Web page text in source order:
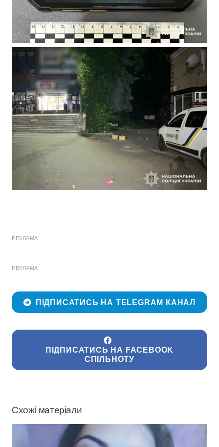
РЕКЛАМА
РЕКЛАМА
ПІДПИСАТИСЬ НА TELEGRAM КАНАЛ
ПІДПИСАТИСЬ НА FACEBOOK
СПІЛЬНОТУ
Схожі матеріали